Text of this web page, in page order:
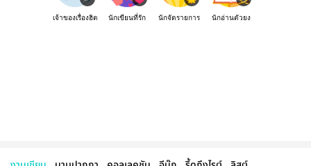
เจ้าของเรื่องฮิต นักเขียนที่รัก นักจัดรายการ นักอ่านตัวยง